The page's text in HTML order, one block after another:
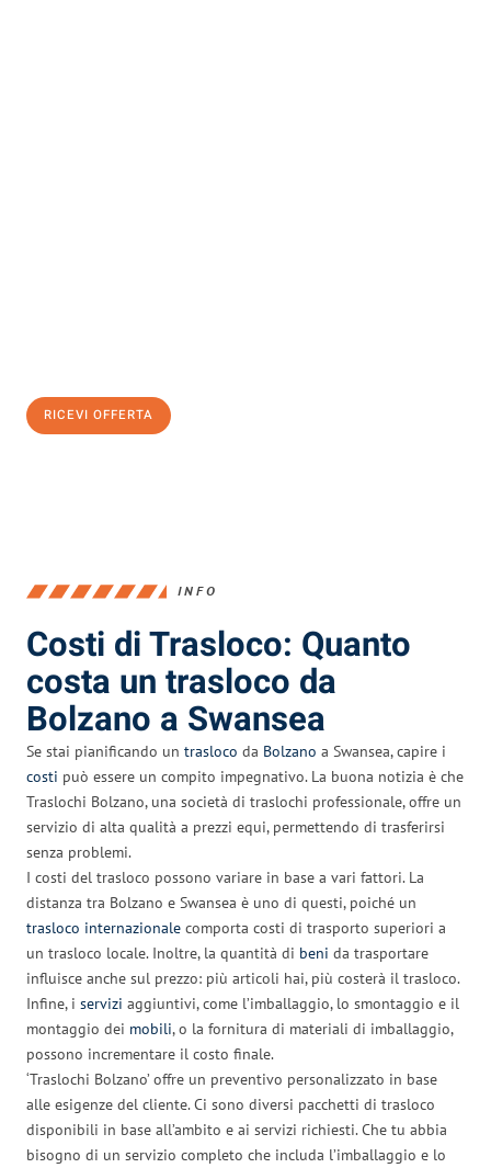
RICEVI OFFERTA
INFO
Costi di Trasloco: Quanto
costa un trasloco da
Bolzano a Swansea
Se stai pianificando un trasloco da Bolzano a Swansea, capire i
costi può essere un compito impegnativo. La buona notizia è che
Traslochi Bolzano, una società di traslochi professionale, offre un
servizio di alta qualità a prezzi equi, permettendo di trasferirsi
senza problemi.
I costi del trasloco possono variare in base a vari fattori. La
distanza tra Bolzano e Swansea è uno di questi, poiché un
trasloco internazionale comporta costi di trasporto superiori a
un trasloco locale. Inoltre, la quantità di beni da trasportare
influisce anche sul prezzo: più articoli hai, più costerà il trasloco.
Infine, i servizi aggiuntivi, come l’imballaggio, lo smontaggio e il
montaggio dei mobili, o la fornitura di materiali di imballaggio,
possono incrementare il costo finale.
‘Traslochi Bolzano’ offre un preventivo personalizzato in base
alle esigenze del cliente. Ci sono diversi pacchetti di trasloco
disponibili in base all’ambito e ai servizi richiesti. Che tu abbia
bisogno di un servizio completo che includa l’imballaggio e lo